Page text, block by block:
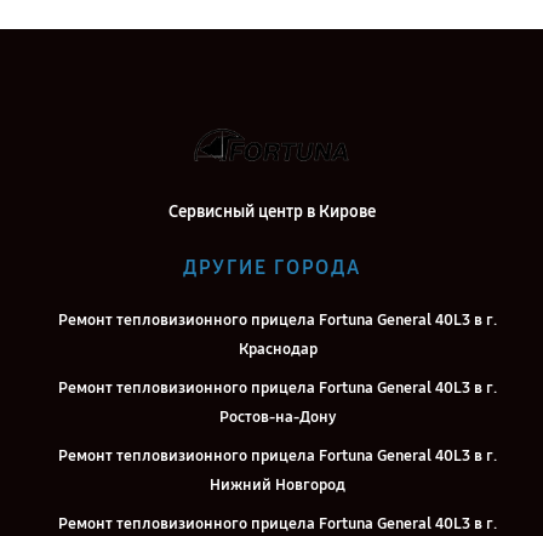
Сервисный центр в Кирове
ДРУГИЕ ГОРОДА
Ремонт тепловизионного прицела Fortuna General 40L3 в г.
Краснодар
Ремонт тепловизионного прицела Fortuna General 40L3 в г.
Ростов-на-Дону
Ремонт тепловизионного прицела Fortuna General 40L3 в г.
Нижний Новгород
Ремонт тепловизионного прицела Fortuna General 40L3 в г.